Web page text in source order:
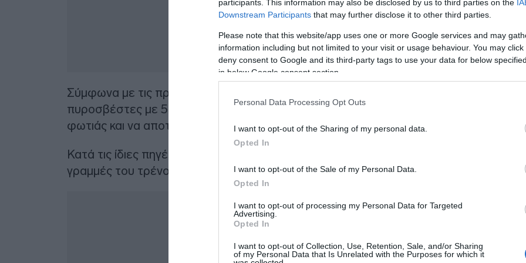
participants. This information may also be disclosed by us to third parties on the
Downstream Participants that may further disclose it to other third parties.
Please note that this website/app uses one or more Google services and may
information including but not limited to your visit or usage behaviour. You may
deny consent to Google and its third-party tags to use your data for below
in below Google consent section.
Personal Data Processing Opt Outs
I want to opt-out of the Sharing of my personal data.
Opted In
I want to opt-out of the Sale of my Personal Data.
Opted In
I want to opt-out of processing my Personal Data for Targeted
Advertising.
Opted In
I want to opt-out of Collection, Use, Retention, Sale, and/or Sharing
of my Personal Data that Is Unrelated with the Purposes for which it
Σύμφωνα με τις πρώτες πληροφορίες, στο σημείο επιχειρούν 15
πυροσβέστες με 5 οχήματα, προκειμένου να περιορίσουν την εξάπλωση της
φωτιάς και να αποτρέψουν την επέκτασή της.
Κατά τις ίδιες πηγές, η πυρκαγιά καίει ξερά χόρτα σε σημείο κοντά στις
γραμμές του τρένου.